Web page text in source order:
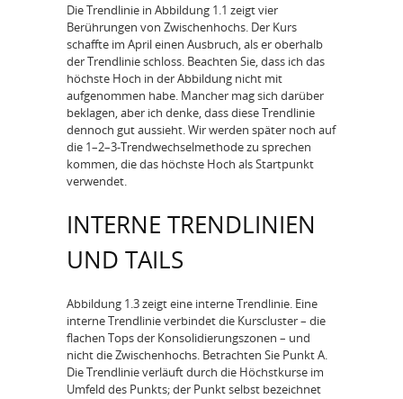
Die Trendlinie in Abbildung 1.1 zeigt vier
Berührungen von Zwischenhochs. Der Kurs
schaffte im April einen Ausbruch, als er oberhalb
der Trendlinie schloss. Beachten Sie, dass ich das
höchste Hoch in der Abbildung nicht mit
aufgenommen habe. Mancher mag sich darüber
beklagen, aber ich denke, dass diese Trendlinie
dennoch gut aussieht. Wir werden später noch auf
die 1–2–3-Trendwechselmethode zu sprechen
kommen, die das höchste Hoch als Startpunkt
verwendet.
INTERNE TRENDLINIEN
UND TAILS
Abbildung 1.3 zeigt eine interne Trendlinie. Eine
interne Trendlinie verbindet die Kurscluster – die
flachen Tops der Konsolidierungszonen – und
nicht die Zwischenhochs. Betrachten Sie Punkt A.
Die Trendlinie verläuft durch die Höchstkurse im
Umfeld des Punkts; der Punkt selbst bezeichnet